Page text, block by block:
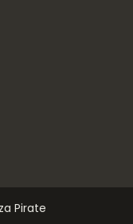
Pirate